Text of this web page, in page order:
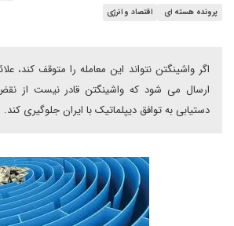
پرونده هسته ای
اقتصاد و انرژی
اگر واشینگتن نتواند این معامله را متوقف کند،
ارسال می شود که واشینگتن قادر نیست از
دستیابی به توافق دیپلماتیک با ایران جلوگیری کند.